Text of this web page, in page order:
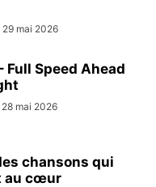
29 mai 2026
Full Speed Ahead
28 mai 2026
chansons qui
au cœur